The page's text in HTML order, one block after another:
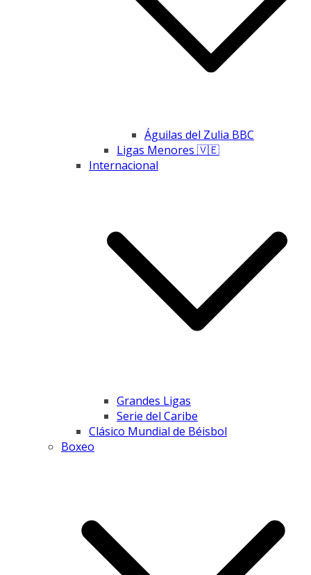
Águilas del Zulia BBC
Ligas Menores 🇻🇪
Internacional
Grandes Ligas
Serie del Caribe
Clásico Mundial de Béisbol
Boxeo